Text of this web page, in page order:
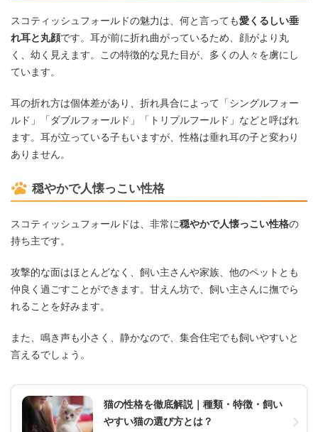
スコティッシュフォールドの魅力は、何と言っても愛くるしい垂
れ耳と丸顔です。耳が前に折れ曲がっているため、顔がより丸
く、幼く見えます。この特徴的な見た目が、多くの人々を虜にし
ています。
耳の折れ方は個体差があり、折れ具合によって「シングルフォー
ルド」「ダブルフォールド」「トリプルフールド」などと呼ばれ
ます。耳が立っている子もいますが、性格は垂れ耳の子と変わり
ありません。
穏やかで人懐っこい性格
スコティッシュフォールドは、非常に穏やかで人懐っこい性格の
持ち主です。
攻撃的な面はほとんどなく、飼い主さんや家族、他のペットとも
仲良く過ごすことができます。甘えん坊で、飼い主さんに撫でら
れることを好みます。
また、鳴き声も小さく、静かなので、集合住宅でも飼いやすいと
言えるでしょう。
猫の性格を徹底解説｜種類・特徴・飼い
やすい猫の選び方とは？